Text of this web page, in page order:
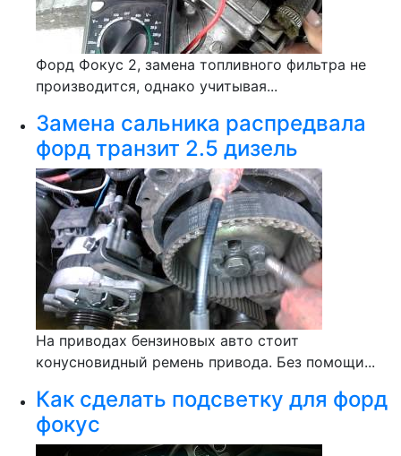
Форд Фокус 2, замена топливного фильтра не
производится, однако учитывая...
Замена сальника распредвала
форд транзит 2.5 дизель
На приводах бензиновых авто стоит
конусновидный ремень привода. Без помощи...
Как сделать подсветку для форд
фокус